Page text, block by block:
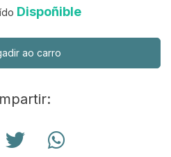
Dispoñible
ao carro